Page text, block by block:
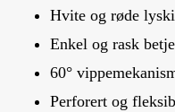
Hvite og røde
Enkel og rask
60°
Perforert og